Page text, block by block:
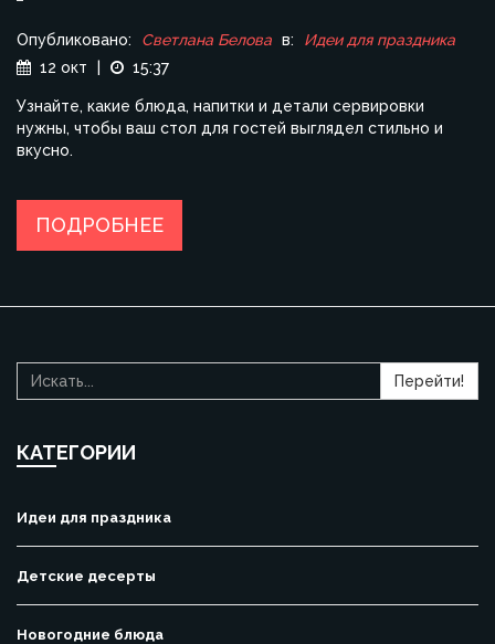
Опубликовано: Светлана Белова в:
Идеи для праздника
12 окт
15:37
Узнайте, какие блюда, напитки и детали сервировки
нужны, чтобы ваш стол для гостей выглядел стильно и
вкусно.
ПОДРОБНЕЕ
Перейти!
КАТЕГОРИИ
Идеи для праздника
Детские десерты
Новогодние блюда